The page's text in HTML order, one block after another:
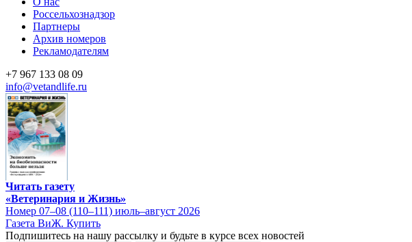
Россельхознадзор
Партнеры
Архив номеров
Рекламодателям
+7 967 133 08 09
info@vetandlife.ru
Читать газету
«Ветеринария и Жизнь»
Номер 07–08 (110–111) июль–август 2026
Газета ВиЖ. Купить
Подпишитесь на нашу рассылку и будьте в курсе всех новостей